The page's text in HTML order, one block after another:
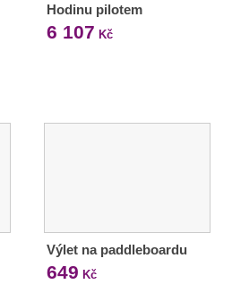
Hodinu pilotem
6 107 Kč
Výlet na paddleboardu
649 Kč